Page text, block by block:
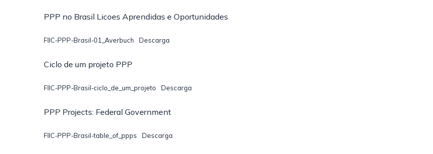
PPP no Brasil Licoes Aprendidas e Oportunidades
FIIC-PPP-Brasil-01_Averbuch Descarga
Ciclo de um projeto PPP
FIIC-PPP-Brasil-ciclo_de_um_projeto Descarga
PPP Projects: Federal Government
FIIC-PPP-Brasil-table_of_ppps Descarga